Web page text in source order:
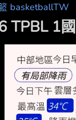
basketballTW
TPBL 1